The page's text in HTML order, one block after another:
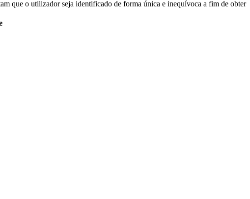
que o utilizador seja identificado de forma única e inequívoca a fim de obter